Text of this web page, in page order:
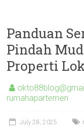
Panduan
Pindah
Properti
rumahapartemen
July 28, 2025